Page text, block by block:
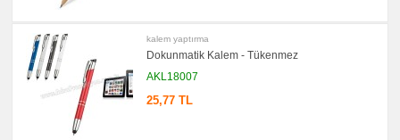
kalem yaptırma
Dokunmatik Kalem - Tükenmez
AKL18007
25,77 TL
&
Şarj
Kablosu
promosyon
Flash
Bellek
promosyon